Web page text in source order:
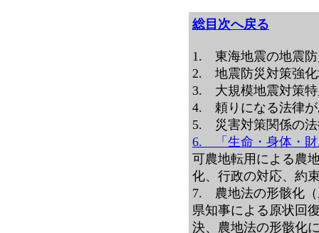
総目次へ戻る
1. 東海地震の地震防
2. 地震防災対策強化
3. 大規模地震対策特
4. 頼りになる法律が
5. 災害対策関係の法
6. 「生命・身体・財
可農地転用による農
化、行政の対応、約
7. 農地法の形骸化（
県知事による原状回
決、農地法の形骸化